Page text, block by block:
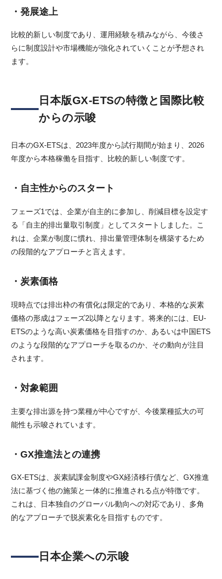
・発展途上
比較的新しい制度であり、運用経験を積みながら、今後さ
らに制度設計や市場機能が強化されていくことが予想され
ます。
日本版GX-ETSの特徴と国際比較
からの示唆
日本のGX-ETSは、2023年度から試行期間が始まり、2026
年度から本格稼働を目指す、比較的新しい制度です。
・自主性からのスタート
フェーズ1では、企業が自主的に参加し、削減目標を設定す
る「自主的排出量取引制度」としてスタートしました。こ
れは、企業が制度に慣れ、排出量管理体制を構築するため
の段階的なアプローチと言えます。
・炭素価格
現時点では排出枠の有償化は限定的であり、本格的な炭素
価格の形成はフェーズ2以降となります。将来的には、EU-
ETSのような高い炭素価格を目指すのか、あるいは中国ETS
のような段階的なアプローチを取るのか、その動向が注目
されます。
・対象範囲
主要な排出源を持つ業種が中心ですが、今後業種拡大の可
能性も示唆されています。
・GX推進法との連携
GX-ETSは、炭素賦課金制度やGX経済移行債など、GX推進
法に基づく他の施策と一体的に推進される点が特徴です。
これは、日本独自のグローバル動向への対応であり、多角
的なアプローチで脱炭素化を目指すものです。
日本企業への示唆